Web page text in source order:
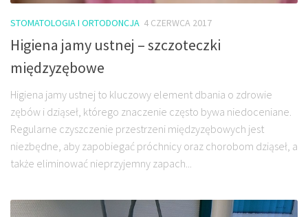
STOMATOLOGIA I ORTODONCJA 4 CZERWCA 2017
Higiena jamy ustnej – szczoteczki
międzyzębowe
Higiena jamy ustnej to kluczowy element dbania o zdrowie
zębów i dziąseł, którego znaczenie często bywa niedoceniane.
Regularne czyszczenie przestrzeni międzyzębowych jest
niezbędne, aby zapobiegać próchnicy oraz chorobom dziąseł, a
także eliminować nieprzyjemny zapach...